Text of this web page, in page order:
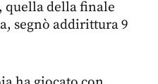
quella della finale
segnò addirittura 9